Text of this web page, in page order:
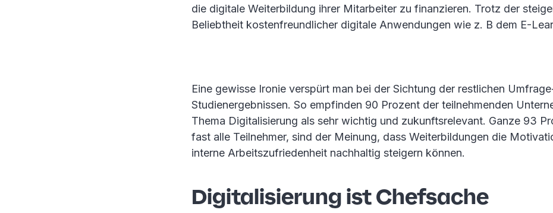
die digitale Weiterbildung ihrer Mitarbeiter zu finanzieren. Trotz der
Beliebtheit kostenfreundlicher digitale Anwendungen wie z. B dem E-
Eine gewisse Ironie verspürt man bei der Sichtung der restlichen
Studienergebnissen. So empfinden 90 Prozent der teilnehmenden
Thema Digitalisierung als sehr wichtig und zukunftsrelevant. Ganze 93
fast alle Teilnehmer, sind der Meinung, dass Weiterbildungen die
interne Arbeitszufriedenheit nachhaltig steigern können.
Digitalisierung ist Chefsache